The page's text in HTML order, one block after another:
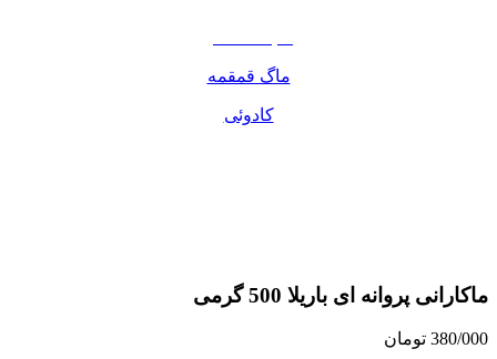
ماگ قمقمه
کادوئی
ماکارانی پروانه ای باریلا 500 گرمی
380/000 تومان